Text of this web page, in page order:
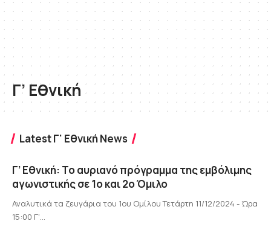
Γ’ Εθνική
Latest Γ' Εθνική News
Γ’ Εθνική: Το αυριανό πρόγραμμα της εμβόλιμης
αγωνιστικής σε 1ο και 2ο Όμιλο
Αναλυτικά τα ζευγάρια του 1ου Ομίλου Τετάρτη 11/12/2024 - Ώρα
15:00 Γ'…